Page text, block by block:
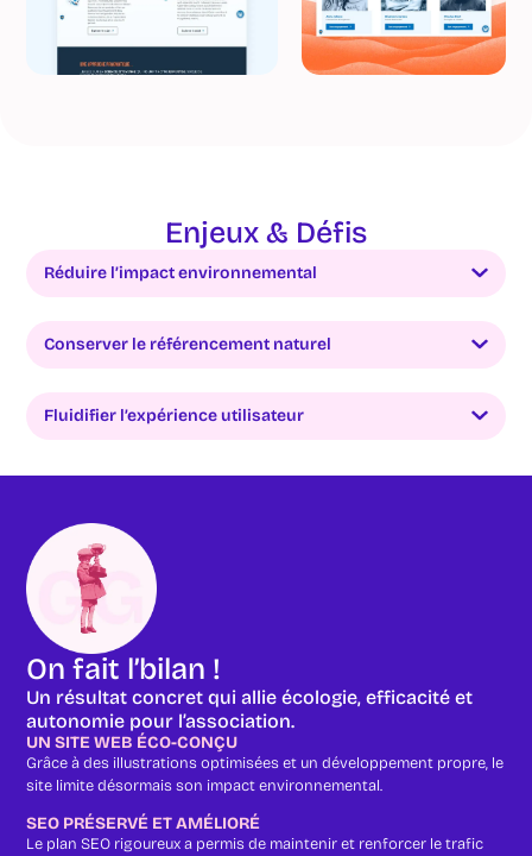
Enjeux & Défis
Réduire l’impact environnemental
Conserver le référencement naturel
Fluidifier l’expérience utilisateur
On fait l’bilan !
Un résultat concret qui allie écologie, efficacité et
autonomie pour l’association.
UN SITE WEB ÉCO-CONÇU
Grâce à des illustrations optimisées et un développement propre, le
site limite désormais son impact environnemental.
SEO PRÉSERVÉ ET AMÉLIORÉ
Le plan SEO rigoureux a permis de maintenir et renforcer le trafic